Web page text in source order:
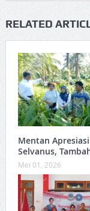
RELATED
Mentan
Selvanus,
Mei 01, 2026